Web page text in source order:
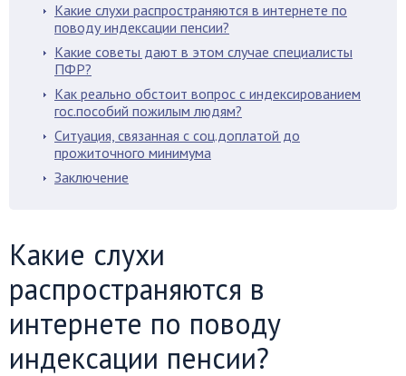
Какие слухи распространяются в интернете по
поводу индексации пенсии?
Какие советы дают в этом случае специалисты
ПФР?
Как реально обстоит вопрос с индексированием
гос.пособий пожилым людям?
Ситуация, связанная с соц.доплатой до
прожиточного минимума
Заключение
Какие слухи
распространяются в
интернете по поводу
индексации пенсии?